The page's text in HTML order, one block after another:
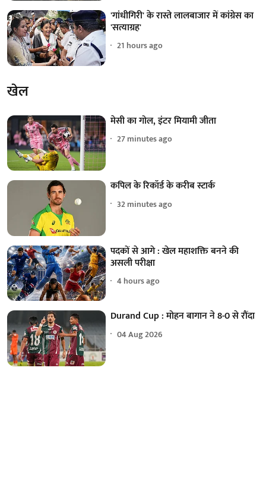
'गांधीगिरी' के रास्ते लालबाजार में कांग्रेस का
'सत्याग्रह'
21 hours ago
खेल
मेसी का गोल, इंटर मियामी जीता
27 minutes ago
कपिल के रिकॉर्ड के करीब स्टार्क
32 minutes ago
पदकों से आगे : खेल महाशक्ति बनने की
असली परीक्षा
4 hours ago
Durand Cup : मोहन बागान ने 8-0 से रौंदा
04 Aug 2026